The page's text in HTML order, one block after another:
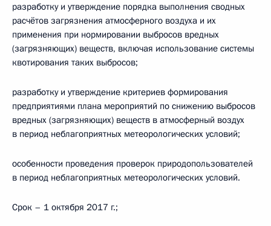
разработку и утверждение порядка выполнения сводных
расчётов загрязнения атмосферного воздуха и их
применения при нормировании выбросов вредных
(загрязняющих) веществ, включая использование системы
квотирования таких выбросов;
разработку и утверждение критериев формирования
предприятиями плана мероприятий по снижению выбросов
вредных (загрязняющих) веществ в атмосферный воздух
в период неблагоприятных метеорологических условий;
особенности проведения проверок природопользователей
в период неблагоприятных метеорологических условий.
Срок – 1 октября 2017 г.;